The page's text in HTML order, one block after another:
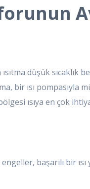
düşük sıcaklık
bir ısı pompasıyla
ısıya en çok
başarılı bir ısı